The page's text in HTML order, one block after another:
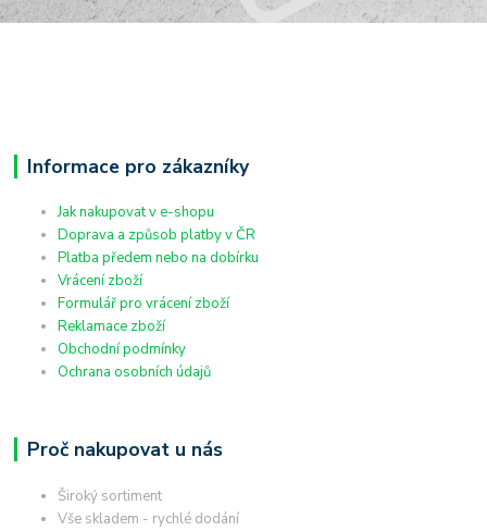
Informace pro zákazníky
Jak nakupovat v e-shopu
Doprava a způsob platby v ČR
Platba předem nebo na dobírku
Vrácení zboží
Formulář pro vrácení zboží
Reklamace zboží
Obchodní podmínky
Ochrana osobních údajů
Proč nakupovat u nás
Široký sortiment
Vše skladem - rychlé dodání